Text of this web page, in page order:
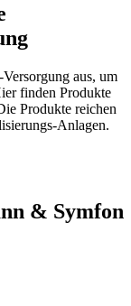
aus, um
finden Produkte
Produkte reichen
Anlagen.
& Symfon